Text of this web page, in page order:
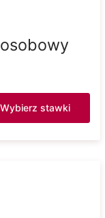
Wybierz stawki